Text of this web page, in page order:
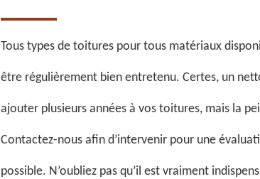
Tous types de toitures pour tous matériaux
être régulièrement bien entretenu. Certes, un
ajouter plusieurs années à vos toitures, mais la
Contactez-nous afin d’intervenir pour une
possible. N’oubliez pas qu’il est vraiment